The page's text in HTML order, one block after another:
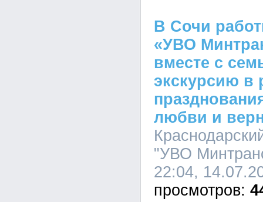
В Сочи
«УВО
вместе с
экскурсию в
любви и
"УВО
22:04,